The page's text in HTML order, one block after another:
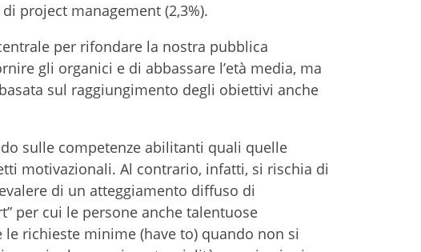
di project management (2,3%).
per rifondare la nostra pubblica
gli organici e di abbassare l’età media, ma
sul raggiungimento degli obiettivi anche
sulle competenze abilitanti quali quelle
motivazionali. Al contrario, infatti, si rischia di
di un atteggiamento diffuso di
per cui le persone anche talentuose
richieste minime (have to) quando non si